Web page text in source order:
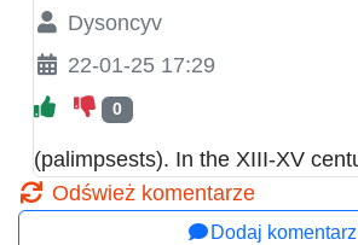
Dysoncyv
22-01-25 17:29
0
(palimpsests). In the XIII-XV
Odśwież komentarze
Dodaj komentarz